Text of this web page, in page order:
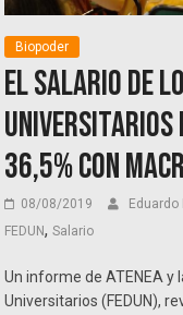
Biopoder
El salario de
universitarios
36,5% con
08/08/2019 Eduardo
FEDUN,Salario
Un informe de ATENEA y
Universitarios (FEDUN),